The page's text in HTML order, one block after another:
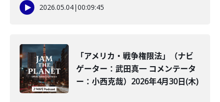
2026.05.04|00:09:45
「アメリカ・戦争権限法」（ナビ
ゲーター：武田真一 コメンテータ
ー：小西克哉）2026年4月30日(木)